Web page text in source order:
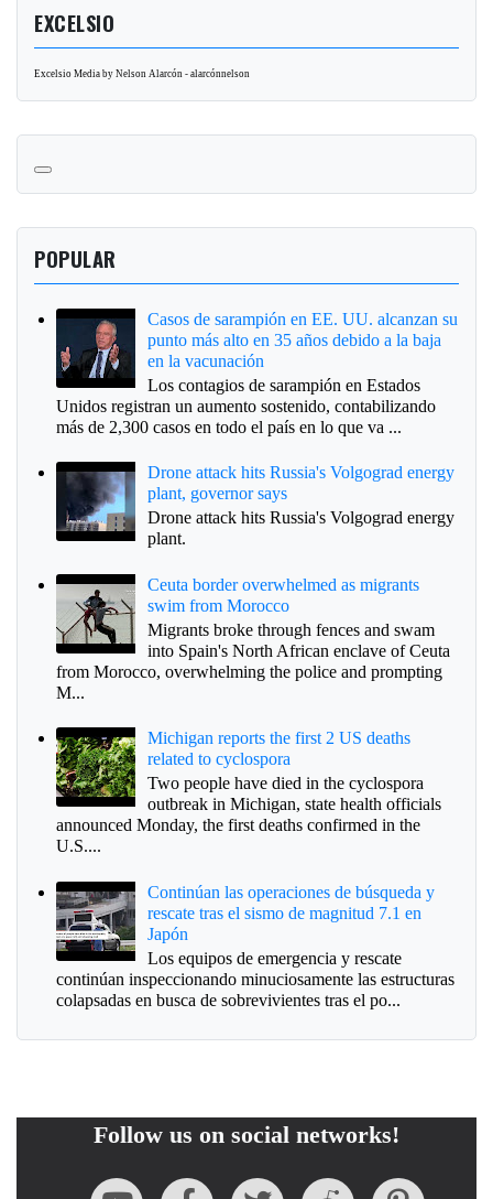
EXCELSIO
Excelsio Media by Nelson Alarcón - alarcónnelson
POPULAR
Casos de sarampión en EE. UU. alcanzan su
punto más alto en 35 años debido a la baja
en la vacunación
Los contagios de sarampión en Estados
Unidos registran un aumento sostenido, contabilizando
más de 2,300 casos en todo el país en lo que va ...
Drone attack hits Russia's Volgograd energy
plant, governor says
Drone attack hits Russia's Volgograd energy
plant.
Ceuta border overwhelmed as migrants
swim from Morocco
Migrants broke through fences and swam
into Spain's North African enclave of Ceuta
from Morocco, overwhelming the police and prompting
M...
Michigan reports the first 2 US deaths
related to cyclospora
Two people have died in the cyclospora
outbreak in Michigan, state health officials
announced Monday, the first deaths confirmed in the
U.S....
Continúan las operaciones de búsqueda y
rescate tras el sismo de magnitud 7.1 en
Japón
Los equipos de emergencia y rescate
continúan inspeccionando minuciosamente las estructuras
colapsadas en busca de sobrevivientes tras el po...
Follow us on social networks!